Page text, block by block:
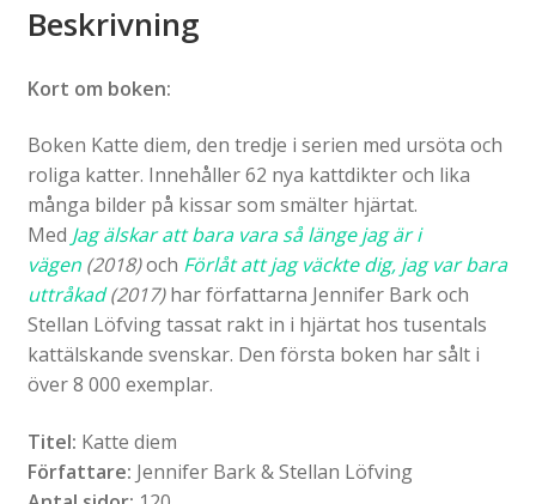
Beskrivning
Kort om boken:
Boken Katte diem, den tredje i serien med ursöta och
roliga katter. Innehåller 62 nya kattdikter och lika
många bilder på kissar som smälter hjärtat.
Med Jag älskar att bara vara så länge jag är i
vägen(2018)och Förlåt att jag väckte dig, jag var bara
uttråkad(2017)har författarna Jennifer Bark och
Stellan Löfving tassat rakt in i hjärtat hos tusentals
kattälskande svenskar. Den första boken har sålt i
över 8 000 exemplar.
Titel: Katte diem
Författare: Jennifer Bark & Stellan Löfving